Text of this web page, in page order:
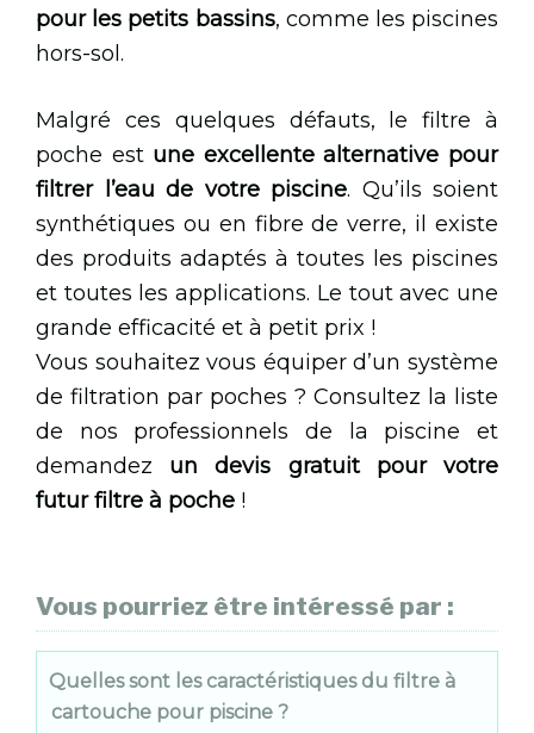
pour les petits bassins, comme les piscines
hors-sol.
Malgré ces quelques défauts, le filtre à
poche est une excellente alternative pour
filtrer l’eau de votre piscine. Qu’ils soient
synthétiques ou en fibre de verre, il existe
des produits adaptés à toutes les piscines
et toutes les applications. Le tout avec une
grande efficacité et à petit prix !
Vous souhaitez vous équiper d’un système
de filtration par poches ? Consultez la liste
de nos professionnels de la piscine et
demandez un devis gratuit pour votre
futur filtre à poche !
Vous pourriez être intéressé par :
Quelles sont les caractéristiques du filtre à
cartouche pour piscine ?